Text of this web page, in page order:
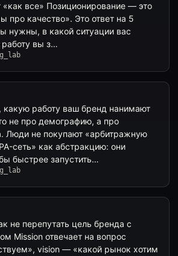
все» Позиционирование — это
про качество». Это ответ на 5
нужны, в какой ситуации вас
вы з…
какую работу ваш бренд нанимают
не про демографию, а про
Люди не покупают «арбитражную
сеть» как абстракцию: они
быстрее запустить…
не перепутать цель бренда с
Mission отвечает на вопрос
vision — «какой рынок хотим